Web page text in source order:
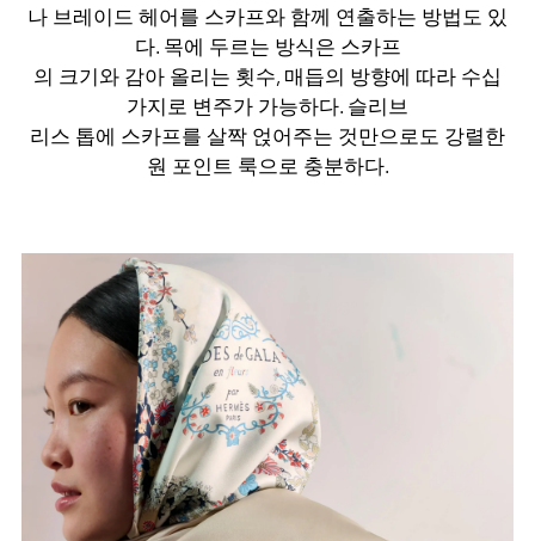
나 브레이드 헤어를 스카프와 함께 연출하는 방법도 있
다. 목에 두르는 방식은 스카프
의 크기와 감아 올리는 횟수, 매듭의 방향에 따라 수십
가지로 변주가 가능하다. 슬리브
리스 톱에 스카프를 살짝 얹어주는 것만으로도 강렬한
원 포인트 룩으로 충분하다.